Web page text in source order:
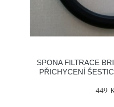
SPONA FILTRACE
PŘICHYCENÍ
449